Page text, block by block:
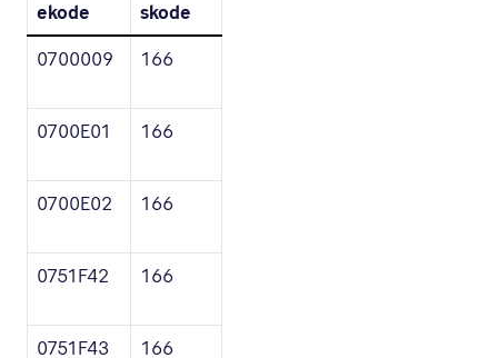
ekode
skode
0700009 166
0700E01 166
0700E02 166
0751F42 166
0751F43 166